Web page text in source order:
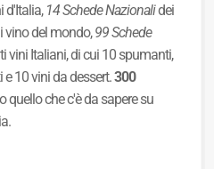
d'Italia, 14 Schede Nazionalidei
vino del mondo,99 Schede
vini Italiani, di cui 10 spumanti,
e 10 vini da dessert.300
quello che c'è da sapere su